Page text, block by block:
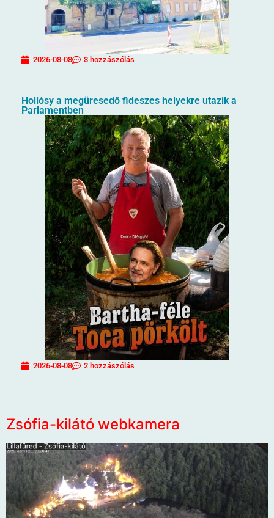
2026-08-08 3 hozzászólás
Hollósy a megüresedő fideszes helyekre utazik a
Parlamentben
2026-08-08 2 hozzászólás
Zsófia-kilátó webkamera